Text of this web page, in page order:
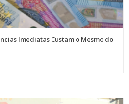
Imediatas Custam o Mesmo do